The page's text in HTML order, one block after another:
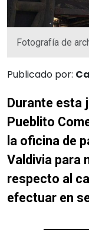
Fotografía de
Publicado por:
Durante esta
Pueblito
la oficina de
Valdivia para
respecto al
efectuar en